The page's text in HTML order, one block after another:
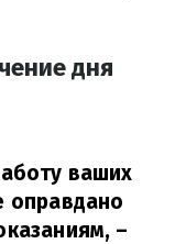
дня
ваших
оправдано
–